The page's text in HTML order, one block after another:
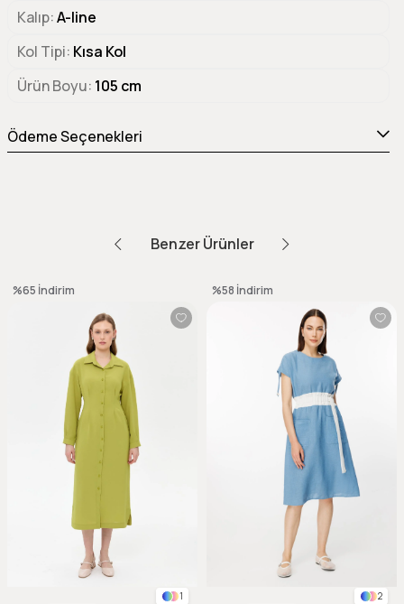
Kalıp A-line
Kol Tipi Kısa Kol
Ürün Boyu 105 cm
Ödeme Seçenekleri
Benzer Ürünler
1
%65 İndirim
2
%58 İndirim